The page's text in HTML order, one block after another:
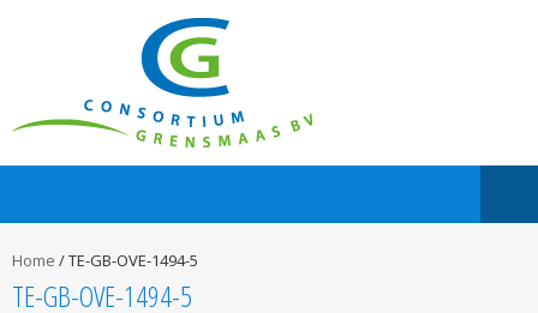
Home /TE-GB-OVE-1494-5
TE-GB-OVE-1494-5